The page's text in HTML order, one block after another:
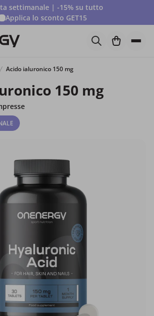
settimanale | -15% su tutto
Applica lo sconto GET15
Acido ialuronico 150 mg
150 mg